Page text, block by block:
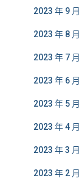
2023 年 9 月
2023 年 8 月
2023 年 7 月
2023 年 6 月
2023 年 5 月
2023 年 4 月
2023 年 3 月
2023 年 2 月